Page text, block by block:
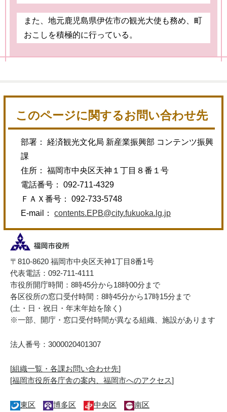
また、地元鹿児島県伊佐市の観光大使も務め、町
おこしを積極的に行っている。
このページに関するお問い合わせ先
部署： 経済観光文化局 新産業振興部 コンテンツ振興
課
住所： 福岡市中央区天神１丁目８番１号
電話番号： 092-711-4329
ＦＡＸ番号： 092-733-5748
E-mail：contents.EPB@city.fukuoka.lg.jp
〒810-8620 福岡市中央区天神1丁目8番1号
代表電話：092-711-4111
市役所開庁時間：8時45分から18時00分まで
各区役所の窓口受付時間：8時45分から17時15分まで
(土・日・祝日・年末年始を除く)
※一部、開庁・窓口受付時間が異なる組織、施設があります
法人番号：3000020401307
[組織一覧・各課お問い合わせ先]
[福岡市役所各庁舎の案内、福岡市へのアクセス]
東区 博多区 中央区
南区